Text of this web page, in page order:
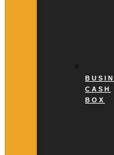
CASH
BOX